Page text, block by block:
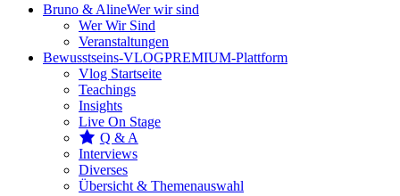
Bruno & AlineWer wir sind
Wer Wir Sind
Veranstaltungen
Bewusstseins-VLOGPREMIUM-Plattform
Vlog Startseite
Teachings
Insights
Live On Stage
Q & A
Interviews
Diverses
Übersicht & Themenauswahl